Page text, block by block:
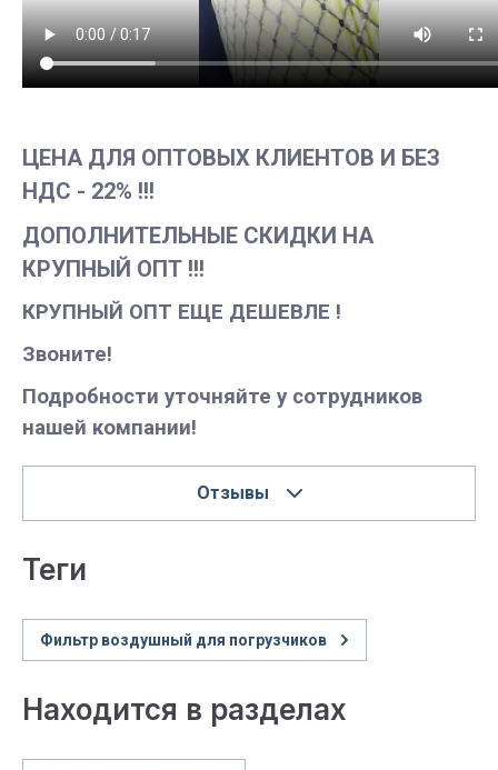
ЦЕНА ДЛЯ ОПТОВЫХ КЛИЕНТОВ И БЕЗ
НДС - 22% !!!
ДОПОЛНИТЕЛЬНЫЕ СКИДКИ НА
КРУПНЫЙ ОПТ !!!
КРУПНЫЙ ОПТ ЕЩЕ ДЕШЕВЛЕ !
Звоните!
Подробности уточняйте у сотрудников
нашей компании!
Отзывы
теги
Фильтр воздушный для погрузчиков
Находится в разделах